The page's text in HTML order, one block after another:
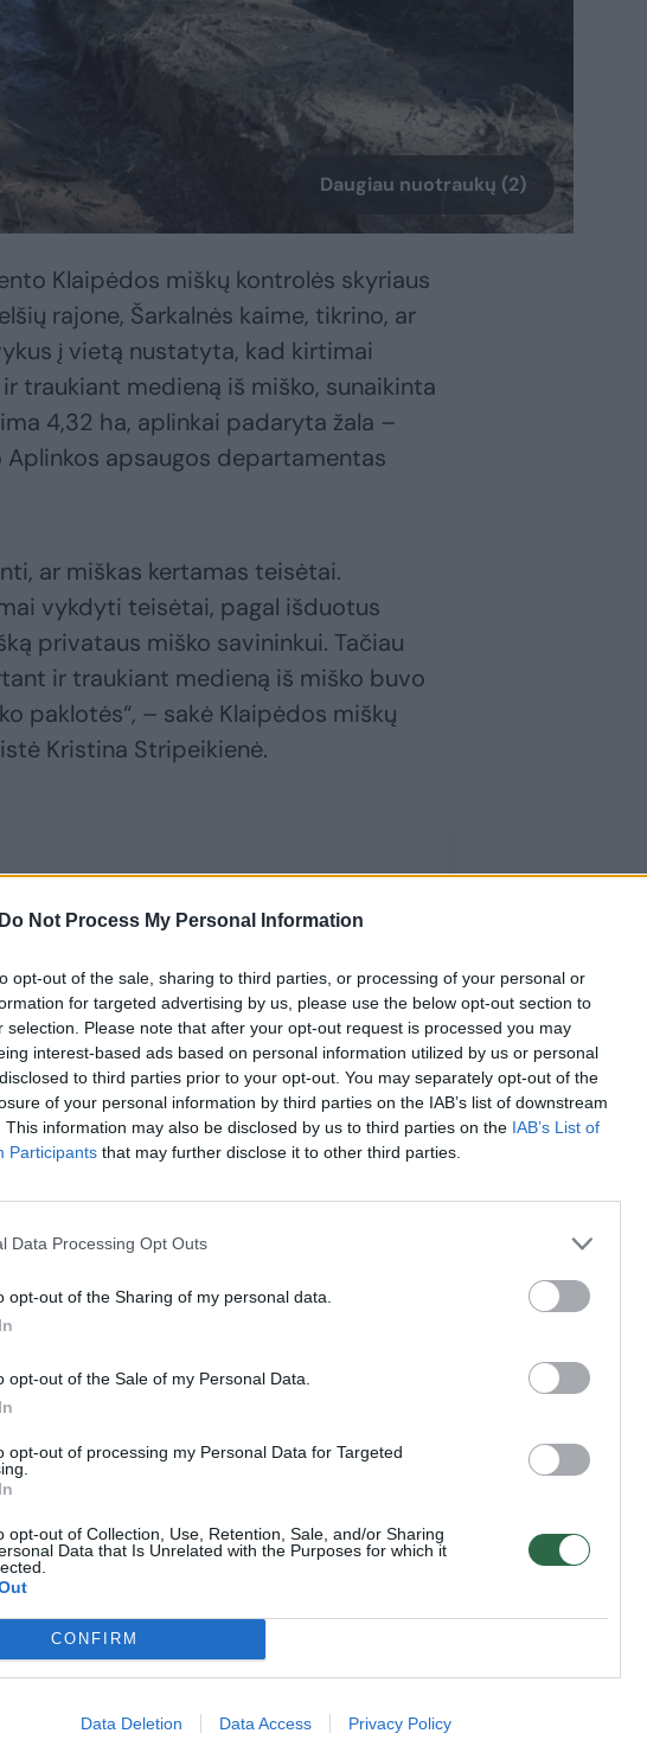
Do Not Process My Personal Information
opt-out of the sale, sharing to third parties, or processing of your personal or
for targeted advertising by us, please use the below opt-out section to
selection. Please note that after your opt-out request is processed you may
interest-based ads based on personal information utilized by us or personal
to third parties prior to your opt-out. You may separately opt-out of the
of your personal information by third parties on the IAB’s list of downstream
This information may also be disclosed by us to third parties on the IAB’s List of
Participants that may further disclose it to other third parties.
Data Processing Opt Outs
opt-out of the Sharing of my personal data.
opt-out of the Sale of my Personal Data.
opt-out of processing my Personal Data for Targeted
opt-out of Collection, Use, Retention, Sale, and/or Sharing
Data that Is Unrelated with the Purposes for which it
CONFIRM
Data Deletion Data Access Privacy Policy
Daugiau nuotraukų (2)
Klaipėdos miškų kontrolės skyriaus
rajone, Šarkalnės kaime, tikrino, ar
į vietą nustatyta, kad kirtimai
traukiant medieną iš miško, sunaikinta
4,32 ha, aplinkai padaryta žala –
apsaugos departamentas
ar miškas kertamas teisėtai.
vykdyti teisėtai, pagal išduotus
privataus miško savininkui. Tačiau
ir traukiant medieną iš miško buvo
paklotės“, – sakė Klaipėdos miškų
Kristina Stripeikienė.
2 mln.
medžių
šie metai ypač nepalankūs ūkininkauti
Klaipėdos regione nebuvo
nesusiformavo įšalas, todėl,
paklotė sugadinama lengviau. Be to,
vanduo.
kad visa kirtavietė išvažinėta sunkiąja
sunaikintuose plotuose, aplinkai
eurais“, – AAD pranešime cituojama
pareigūnė primena, kad atliekant